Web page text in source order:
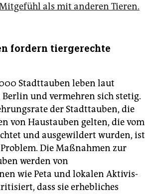
als mit anderen Tieren.
fordern tiergerechte
Stadttauben leben laut
Berlin und vermehren sich stetig.
der Stadttauben, die
von Haustauben gelten, die vom
und ausgewildert wurden, ist
Die Maßnahmen zur
werden von
wie Peta und lokalen Ak­ti­vis­
dass sie erhebliches